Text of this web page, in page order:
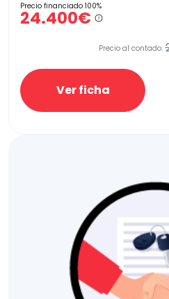
Precio financiado 100%
24.400€
Precio al contado:
Ver ficha